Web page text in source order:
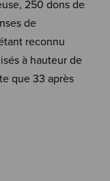
250 dons de
de
reconnu
à hauteur de
que 33 après